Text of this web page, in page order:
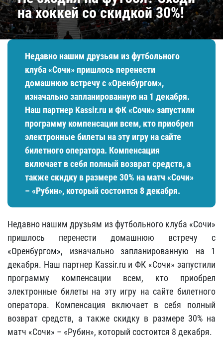
на хоккей со скидкой 30%!
Недавно нашим друзьям из футбольного
клуба «Сочи» пришлось перенести
домашнюю встречу с «Оренбургом»,
изначально запланированную на 1 декабря.
Наш партнер Kassir.ru и ФК «Сочи» запустили
программу компенсации всем, кто приобрел
электронные билеты на эту игру на сайте
билетного оператора. Компенсация
включает в себя полный возврат средств, а
также скидку в размере 30% на матч «Сочи»
– «Рубин», который состоится 8 декабря.
Недавно нашим друзьям из футбольного клуба «Сочи»
пришлось перенести домашнюю встречу с
«Оренбургом», изначально запланированную на 1
декабря. Наш партнер Kassir.ru и ФК «Сочи» запустили
программу компенсации всем, кто приобрел
электронные билеты на эту игру на сайте билетного
оператора. Компенсация включает в себя полный
возврат средств, а также скидку в размере 30% на
матч «Сочи» – «Рубин», который состоится 8 декабря.